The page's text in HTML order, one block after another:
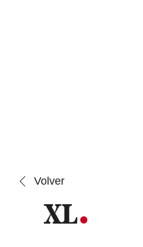
Volver